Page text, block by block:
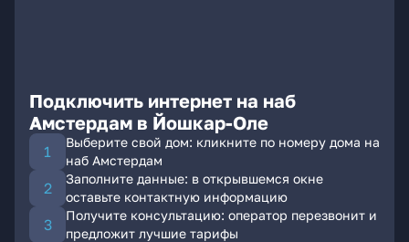
Подключить интернет на наб
Амстердам в Йошкар-Оле
Выберите свой дом: кликните по номеру дома на
наб Амстердам
Заполните данные: в открывшемся окне
оставьте контактную информацию
Получите консультацию: оператор перезвонит и
предложит лучшие тарифы